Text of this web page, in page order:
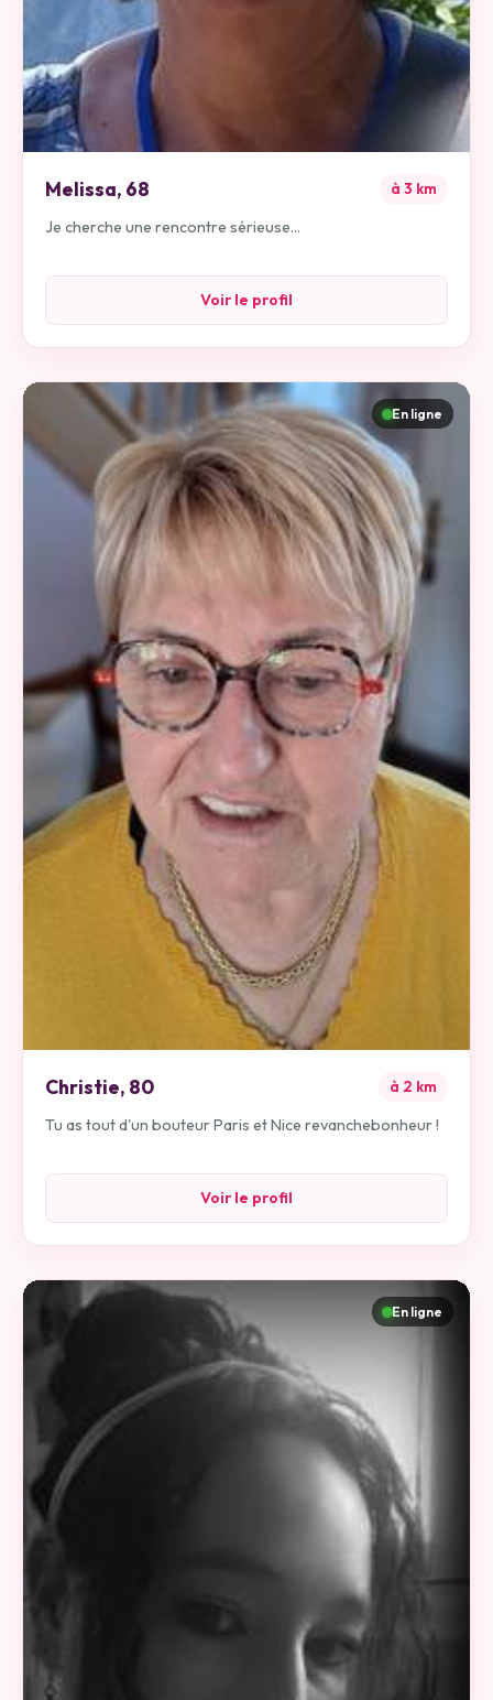
Melissa, 68 à 3 km
Je cherche une rencontre sérieuse...
Voir le profil
En ligne
Christie, 80 à 2 km
Tu as tout d'un bouteur Paris et Nice revanchebonheur !
Voir le profil
En ligne